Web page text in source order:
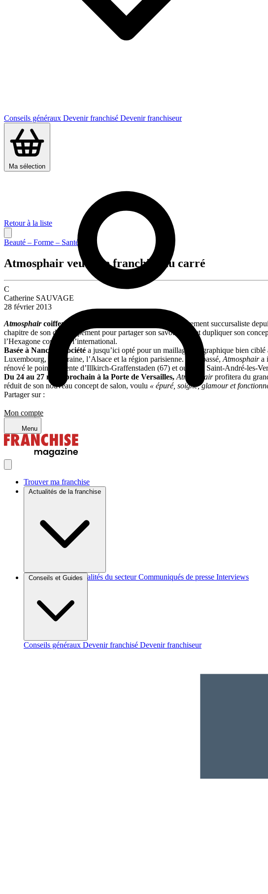
Conseils généraux Devenir franchisé Devenir franchiseur
Ma sélection
Mon compte
Menu
Trouver ma franchise
Actualités de la franchise
Brèves et actus Actualités du secteur Communiqués de presse Interviews
Conseils et Guides
Conseils généraux Devenir franchisé Devenir franchiseur
Retour à la liste
Beauté – Forme – Santé
Atmosphair veut une franchise au carré
C
Catherine SAUVAGE
28 février 2013
Atmosphaircoiffera prochainement un réseau mixte.
Purement succursaliste
chapitre de son développement pour partager son savoir-faire et dupliquer son
l’Hexagone comme à l’international.
Basée à Nancy, la société a jusqu’ici opté pour un maillage géographique bien
Luxembourg, la Lorraine, l’Alsace et la région parisienne. L’an passé, Atmosphaira
rénové le point de vente d’Illkirch-Graffenstaden (67) et ouvert à Saint-André-les-
Du 24 au 27 mars prochain à la Porte de Versailles, Atmosphairprofitera du
réduit de son nouveau concept de salon, voulu « épuré, soigné, glamour et
Partager sur :